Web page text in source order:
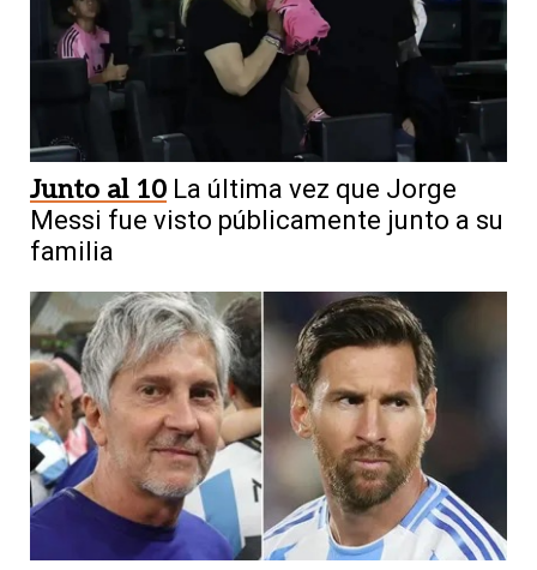
Junto al 10 La última vez que Jorge
Messi fue visto públicamente junto a su
familia